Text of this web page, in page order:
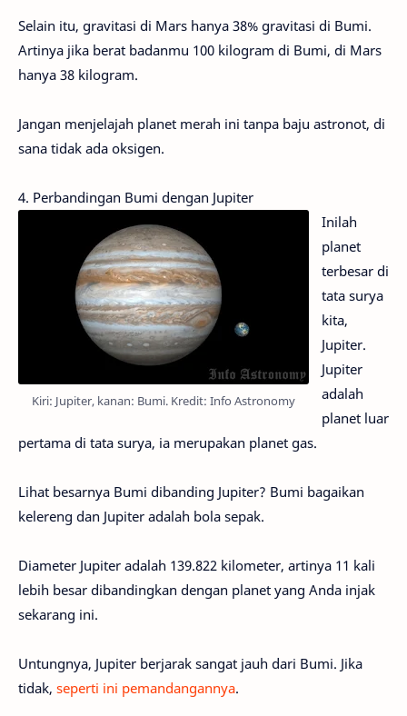
Selain itu, gravitasi di Mars hanya 38% gravitasi di Bumi.
Artinya jika berat badanmu 100 kilogram di Bumi, di Mars
hanya 38 kilogram.
Jangan menjelajah planet merah ini tanpa baju astronot, di
sana tidak ada oksigen.
4. Perbandingan Bumi dengan Jupiter
Kiri: Jupiter, kanan: Bumi. Kredit: Info Astronomy
Inilah
planet
terbesar di
tata surya
kita,
Jupiter.
Jupiter
adalah
planet luar
pertama di tata surya, ia merupakan planet gas.
Lihat besarnya Bumi dibanding Jupiter? Bumi bagaikan
kelereng dan Jupiter adalah bola sepak.
Diameter Jupiter adalah 139.822 kilometer, artinya 11 kali
lebih besar dibandingkan dengan planet yang Anda injak
sekarang ini.
Untungnya, Jupiter berjarak sangat jauh dari Bumi. Jika
tidak, seperti ini pemandangannya.